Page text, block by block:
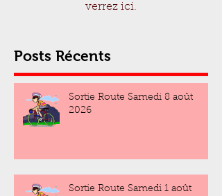
verrez ici.
Posts Récents
Sortie Route Samedi 8 août
2026
Sortie Route Samedi 1 août